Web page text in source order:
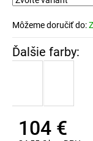
Môžeme doručiť do:
104 €